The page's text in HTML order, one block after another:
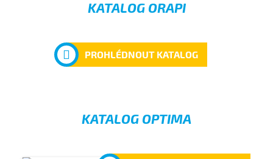
KATALOG ORAPI
PROHLÉDNOUT KATALOG
KATALOG OPTIMA